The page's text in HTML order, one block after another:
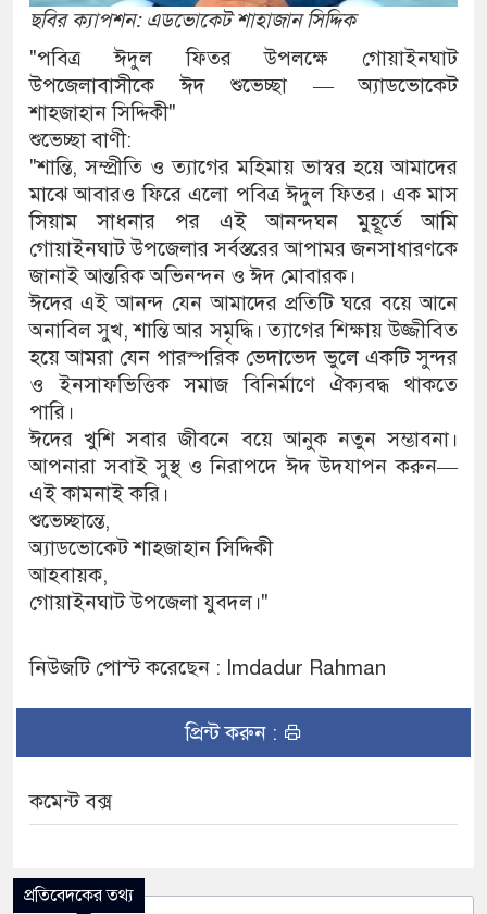
ছবির ক্যাপশন: এডভোকেট শাহাজান সিদ্দিক
"পবিত্র ঈদুল ফিতর উপলক্ষে গোয়াইনঘাট
উপজেলাবাসীকে ঈদ শুভেচ্ছা — অ্যাডভোকেট
শাহজাহান সিদ্দিকী"
শুভেচ্ছা বাণী:
"শান্তি, সম্প্রীতি ও ত্যাগের মহিমায় ভাস্বর হয়ে আমাদের
মাঝে আবারও ফিরে এলো পবিত্র ঈদুল ফিতর। এক মাস
সিয়াম সাধনার পর এই আনন্দঘন মুহূর্তে আমি
গোয়াইনঘাট উপজেলার সর্বস্তরের আপামর জনসাধারণকে
জানাই আন্তরিক অভিনন্দন ও ঈদ মোবারক।
ঈদের এই আনন্দ যেন আমাদের প্রতিটি ঘরে বয়ে আনে
অনাবিল সুখ, শান্তি আর সমৃদ্ধি। ত্যাগের শিক্ষায় উজ্জীবিত
হয়ে আমরা যেন পারস্পরিক ভেদাভেদ ভুলে একটি সুন্দর
ও ইনসাফভিত্তিক সমাজ বিনির্মাণে ঐক্যবদ্ধ থাকতে
পারি।
ঈদের খুশি সবার জীবনে বয়ে আনুক নতুন সম্ভাবনা।
আপনারা সবাই সুস্থ ও নিরাপদে ঈদ উদযাপন করুন—
এই কামনাই করি।
শুভেচ্ছান্তে,
অ্যাডভোকেট শাহজাহান সিদ্দিকী
আহবায়ক,
গোয়াইনঘাট উপজেলা যুবদল।"
নিউজটি পোস্ট করেছেন : Imdadur Rahman
প্রিন্ট করুন :
কমেন্ট বক্স
প্রতিবেদকের তথ্য